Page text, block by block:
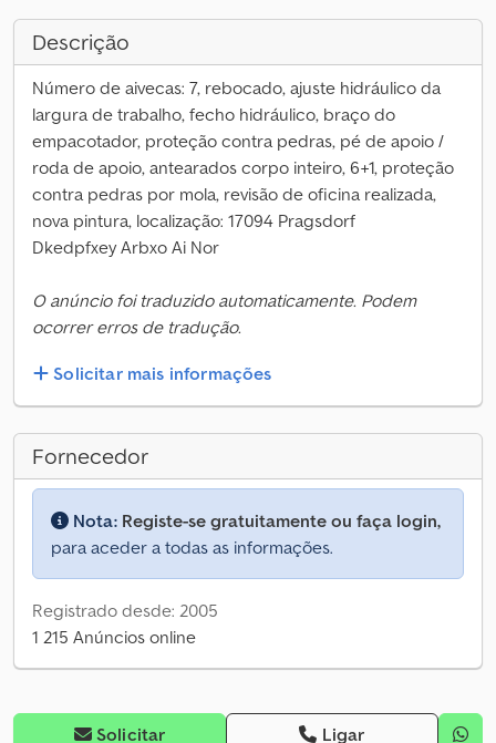
Descrição
Número de aivecas: 7, rebocado, ajuste hidráulico da
largura de trabalho, fecho hidráulico, braço do
empacotador, proteção contra pedras, pé de apoio /
roda de apoio, antearados corpo inteiro, 6+1, proteção
contra pedras por mola, revisão de oficina realizada,
nova pintura, localização: 17094 Pragsdorf
Dkedpfxey Arbxo Ai Nor
O anúncio foi traduzido automaticamente. Podem
ocorrer erros de tradução.
Solicitar mais informações
Fornecedor
Nota: Registe-se gratuitamente ou faça login,
para aceder a todas as informações.
Registrado desde: 2005
1 215 Anúncios online
Solicitar Ligar